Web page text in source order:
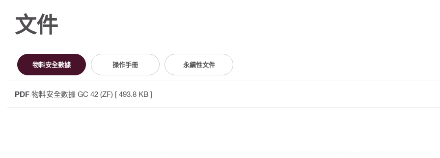
文件
物料安全數據 操作手冊 永續性文件
PDF 物料安全數據 GC 42 (ZF) [ 493.8 KB ]